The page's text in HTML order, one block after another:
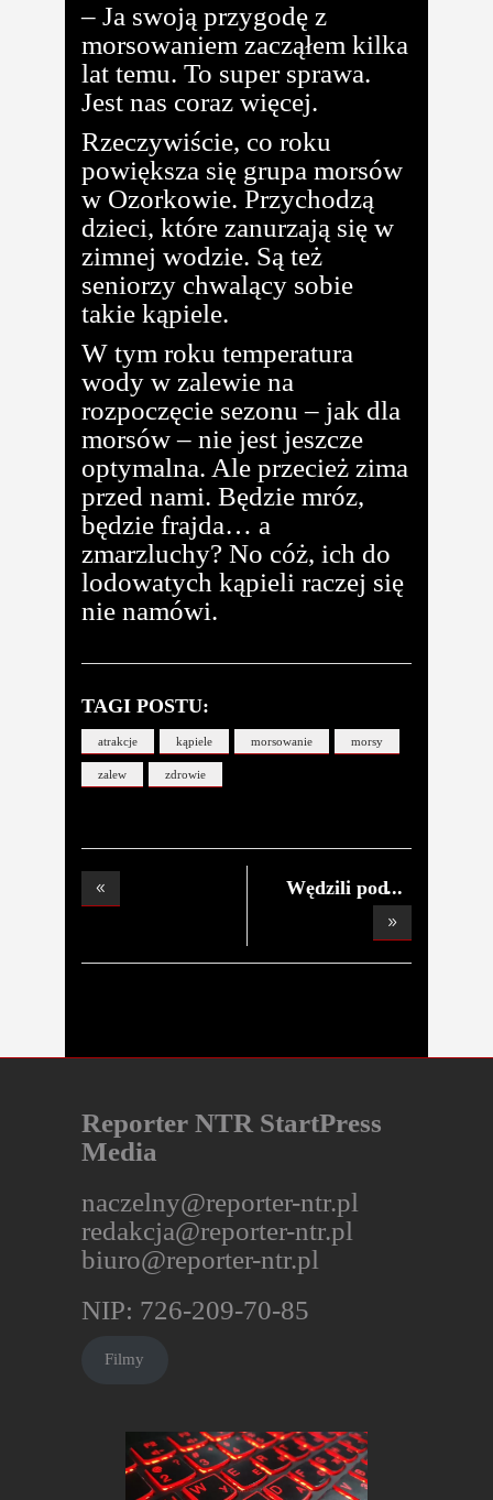
– Ja swoją przygodę z
morsowaniem zacząłem kilka
lat temu. To super sprawa.
Jest nas coraz więcej.
Rzeczywiście, co roku
powiększa się grupa morsów
w Ozorkowie. Przychodzą
dzieci, które zanurzają się w
zimnej wodzie. Są też
seniorzy chwalący sobie
takie kąpiele.
W tym roku temperatura
wody w zalewie na
rozpoczęcie sezonu – jak dla
morsów – nie jest jeszcze
optymalna. Ale przecież zima
przed nami. Będzie mróz,
będzie frajda… a
zmarzluchy? No cóż, ich do
lodowatych kąpieli raczej się
nie namówi.
TAGI POSTU:
atrakcje kąpiele morsowanie morsy
zalew zdrowie
Wędzili pod
Reporter NTR StartPress
Media
naczelny@reporter-ntr.pl
redakcja@reporter-ntr.pl
biuro@reporter-ntr.pl
NIP: 726-209-70-85
Filmy